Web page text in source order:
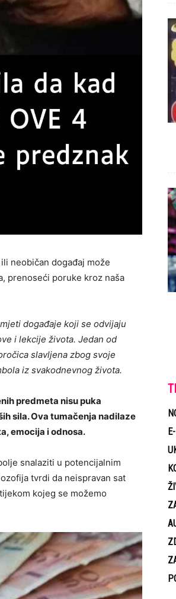
neobičan događaj može
prenoseći poruke kroz naša
događaje koji se odvijaju
i lekcije života. Jedan od
slavljena zbog svoje
iz svakodnevnog života.
predmeta nisu puka
sila. Ova tumačenja nadilaze
emocija i odnosa.
snalaziti u potencijalnim
tvrdi da neispravan sat
kojeg se možemo